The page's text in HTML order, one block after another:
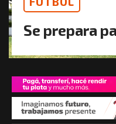
Se prepara